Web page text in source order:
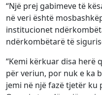
“Një prej gabimeve të
në veri është
institucionet
ndërkombëtarë të
“Kemi kërkuar disa herë
për veriun, por nuk e ka
jemi në një fazë tjetër ku